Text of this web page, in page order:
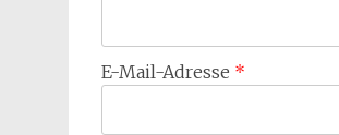
E-Mail-Adresse *